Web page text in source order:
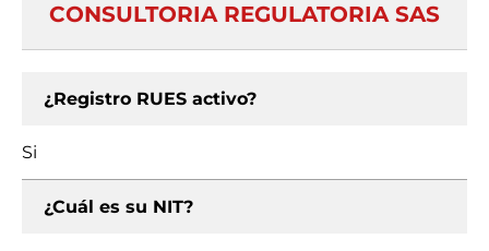
CONSULTORIA REGULATORIA SAS
¿Registro RUES activo?
Si
¿Cuál es su NIT?